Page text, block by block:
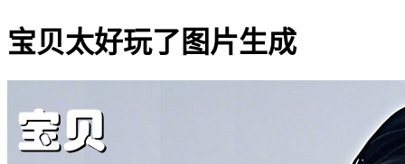
宝贝太好玩了图片生成